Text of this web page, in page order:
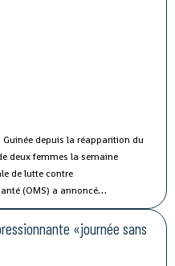
depuis la réapparition du
deux femmes la semaine
de lutte contre
(OMS) a annoncé
en Afrique de l'Ouest ne
de portée internationale",
ainsi fin à cette procédure
«journée sans